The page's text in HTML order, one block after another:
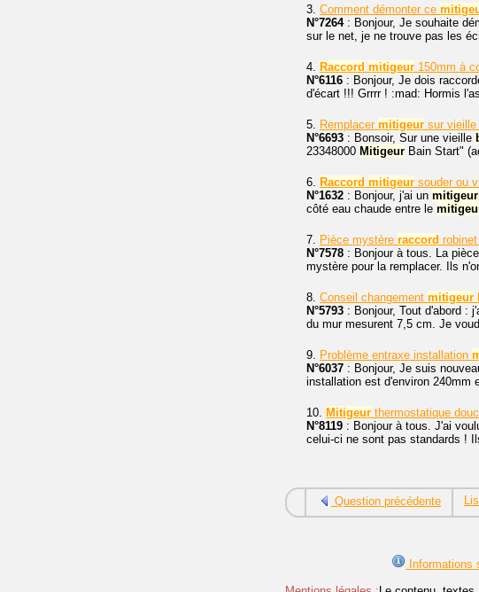
3. Comment démonter ce
N°7264: Bonjour, Je souhaite
sur le net, je ne trouve pas les
4. Raccord mitigeur 150mm à
N°6116 : Bonjour, Je dois
d'écart !!! Grrrr ! :mad: Hormis
5. Remplacer mitigeur sur vieille
N°6693 : Bonsoir, Sur une vieille
23348000 Mitigeur Bain Start"
6. Raccord mitigeur souder ou
N°1632 : Bonjour, j'ai un mitigeur
côté eau chaude entre le
7. Pièce mystère raccord
N°7578 : Bonjour à tous. La
mystère pour la remplacer. Ils
8. Conseil changement mitigeur
N°5793 : Bonjour, Tout d'abord :
du mur mesurent 7,5 cm. Je
9. Problème entraxe installation
N°6037 : Bonjour, Je suis
installation est d'environ 240mm
10. Mitigeur thermostatique
N°8119 : Bonjour à tous. J'ai
celui-ci ne sont pas standards !
Question précédente
Informations